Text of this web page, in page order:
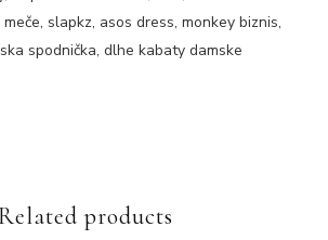
slapkz, asos dress, monkey biznis,
spodnička, dlhe kabaty damske
Related products